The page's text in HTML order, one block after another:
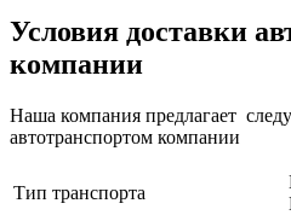
Условия доставки
компании
Наша компания предлагает
автотранспортом компании
Тип транспорта